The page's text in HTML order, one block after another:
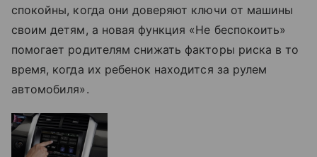
спокойны, когда они доверяют ключи от машины
своим детям, а новая функция «Не беспокоить»
помогает родителям снижать факторы риска в то
время, когда их ребенок находится за рулем
автомобиля».